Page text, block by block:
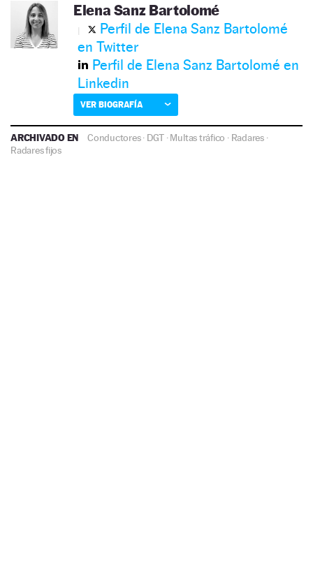
Elena Sanz Bartolomé
Perfil de Elena Sanz Bartolomé
en Twitter
Perfil de Elena Sanz Bartolomé en
Linkedin
VER BIOGRAFÍA
ARCHIVADO EN Conductores· DGT ·Multas tráfico · Radares·
Radares fijos